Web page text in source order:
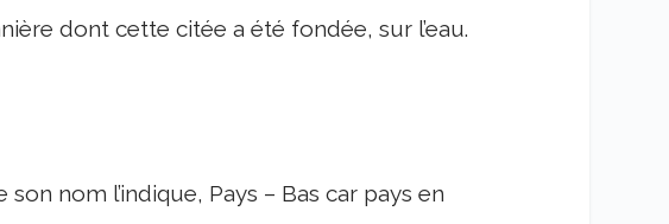
dont cette citée a été fondée, sur l’eau.
nom l’indique, Pays – Bas car pays en